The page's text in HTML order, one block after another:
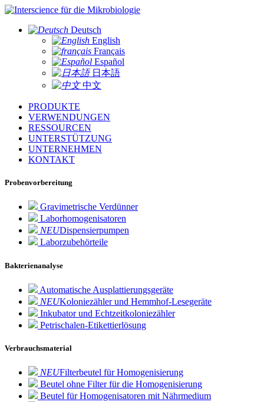
für die Mikrobiologie
Deutsch
English
Français
Español
日本語
中文
PRODUKTE
VERWENDUNGEN
RESSOURCEN
UNTERSTÜTZUNG
UNTERNEHMEN
KONTAKT
Probenvorbereitung
Gravimetrische Verdünner
Laborhomogenisatoren
NEUDispensierpumpen
Laborzubehörteile
Bakterienanalyse
Automatische Ausplattierungsgeräte
NEUKoloniezähler und Hemmhof-Lesegeräte
Inkubator und Echtzeitkoloniezähler
Petrischalen-Etikettierlösung
Verbrauchsmaterial
NEUFilterbeutel für Homogenisierung
Beutel ohne Filter für die Homogenisierung
Beutel für Homogenisatoren mit Nährmedium